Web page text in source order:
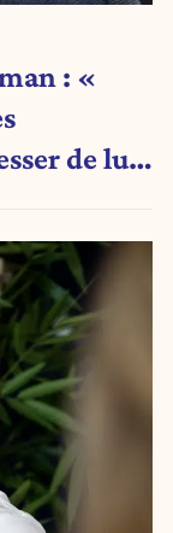
: «
de lui